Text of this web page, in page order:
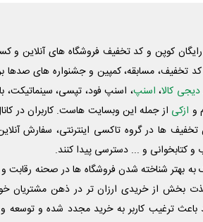
کوپن و کد تخفیف فروشگاه های آنلاین و
تخفیف، مسابقه، کمپین و جشنواره های صدها
دیجی کالا، اسنپ، اسنپ فود، تپسی، سینماتیکت،
و ازکی از جمله این وبسایت ‌هاست. کاربران در
ها در گروه تاکسی اینترنتی، سفارش آنلاین
کتابخوانی و ... دسترسی پیدا کنند.
به بهتر شناخته شدن فروشگاه ها در صحنه رقابت
بخش از خریدی ارزان تر در ذهن مشتریان
ترغیب کاربر به خرید مجدد شده و توسعه